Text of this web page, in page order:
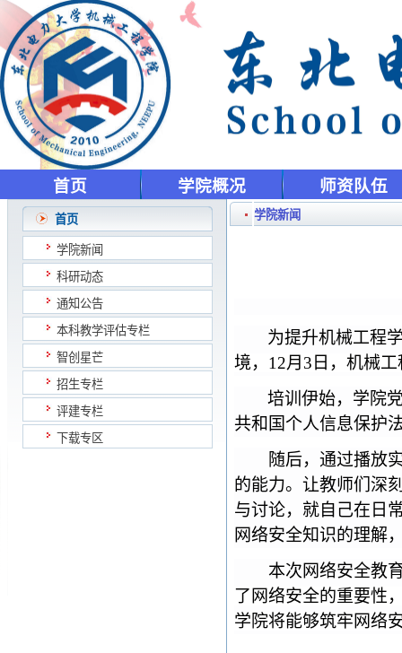
首页 学院概况 师资队伍
首页
学院新闻
科研动态
通知公告
本科教学评估专栏
智创星芒
招生专栏
评建专栏
下载专区
学院新闻
为提升机械工程
境，12月3日，机械
培训伊始，学院
共和国个人信息保护
随后，通过播放
的能力。让教师们深
与讨论，就自己在日
网络安全知识的理解
本次网络安全教
了网络安全的重要性
学院将能够筑牢网络